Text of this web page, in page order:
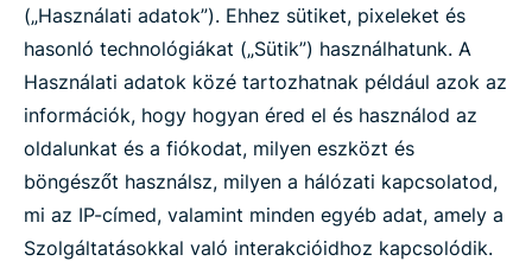
(„Használati adatok”). Ehhez sütiket, pixeleket és
hasonló technológiákat („Sütik”) használhatunk. A
Használati adatok közé tartozhatnak például azok az
információk, hogy hogyan éred el és használod az
oldalunkat és a fiókodat, milyen eszközt és
böngészőt használsz, milyen a hálózati kapcsolatod,
mi az IP-címed, valamint minden egyéb adat, amely a
Szolgáltatásokkal való interakcióidhoz kapcsolódik.